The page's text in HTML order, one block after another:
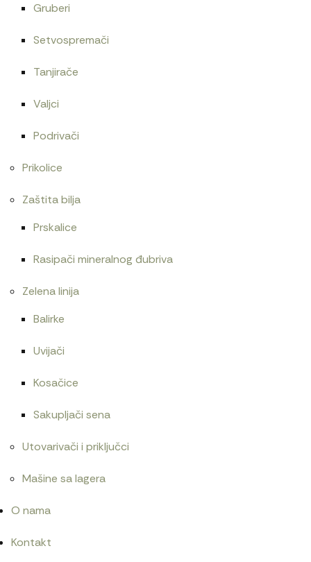
Gruberi
Setvospremači
Tanjirače
Valjci
Podrivači
Prikolice
Zaštita bilja
Prskalice
Rasipači mineralnog đubriva
Zelena linija
Balirke
Uvijači
Kosačice
Sakupljači sena
Utovarivači i priključci
Mašine sa lagera
O nama
Kontakt